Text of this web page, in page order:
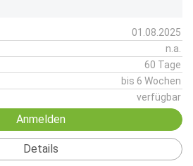
01.08.2025
n.a.
60 Tage
bis 6 Wochen
verfügbar
Anmelden
Details